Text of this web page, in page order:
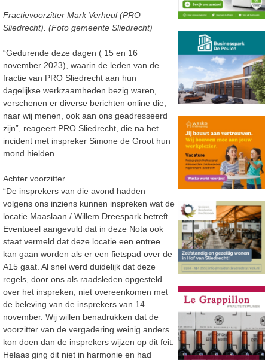
Fractievoorzitter Mark Verheul (PRO
Sliedrecht). (Foto gemeente Sliedrecht)
“Gedurende deze dagen ( 15 en 16
november 2023), waarin de leden van de
fractie van PRO Sliedrecht aan hun
dagelijkse werkzaamheden bezig waren,
verschenen er diverse berichten online die,
naar wij menen, ook aan ons geadresseerd
zijn”, reageert PRO Sliedrecht, die na het
incident met inspreker Simone de Groot hun
mond hielden.
Achter voorzitter
“De insprekers van die avond hadden
volgens ons inziens kunnen inspreken wat de
locatie Maaslaan / Willem Dreespark betreft.
Eventueel aangevuld dat in deze Nota ook
staat vermeld dat deze locatie een entree
kan gaan worden als er een fietspad over de
A15 gaat. Al snel werd duidelijk dat deze
regels, door ons als raadsleden opgesteld
over het inspreken, niet overeenkomen met
de beleving van de insprekers van 14
november. Wij willen benadrukken dat de
voorzitter van de vergadering weinig anders
kon doen dan de insprekers wijzen op dit feit.
Helaas ging dit niet in harmonie en had